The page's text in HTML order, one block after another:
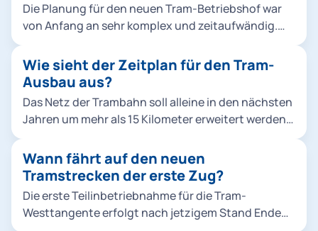
Die Planung für den neuen Tram-Betriebshof war
von Anfang an sehr komplex und zeitaufwändig.
Rahmenbedingungen neu begonnen werden. In
der ersten Planung zwischen 2015 und 2018 haben
durchgeführt. Zur aktuellen dritten Phase haben
wir regelmäßig gegenüber dem zuständigen
gerade im Falle von Umplanungen. Eine detaillierte
Unterrichtung der Anwohnenden sowie der
Öffentlichkeit war aus unserer Sicht erst bei einer
belastbaren Planungsreife sinnvoll, die mittlerweile
Wie sieht der Zeitplan für den Tram-
Ausbau aus?
Das Netz der Trambahn soll alleine in den nächsten
Jahren um mehr als 15 Kilometer erweitert werden.
Stadtteile und die bestehenden ÖPNV-Strecken
noch besser vernetzen und dazu beitragen, dass
die U-Bahn in der Innenstadt entlastet wird: Die
Tram-Westtangente verbindet fünf Stadtteile im
Münchner Westen. Sie vernetzt drei U-Bahnlinien
Wann fährt auf den neuen
Tramstrecken der erste Zug?
Die erste Teilinbetriebnahme für die Tram-
Westtangente erfolgt nach jetzigem Stand Ende